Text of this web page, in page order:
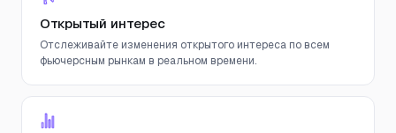
Открытый интерес
Отслеживайте изменения открытого интереса по всем
фьючерсным рынкам в реальном времени.